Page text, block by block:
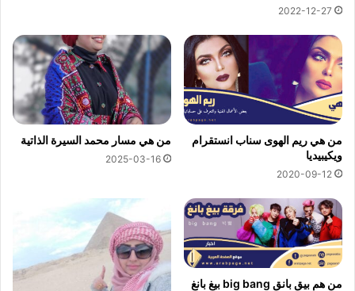
2022-12-27
من هي ريم الهوى سناب انستقرام
ويكيبيديا
2020-09-12
من هي مسار محمد السيرة الذاتية
2025-03-16
من هم بيق بانق big bang بيغ بانغ